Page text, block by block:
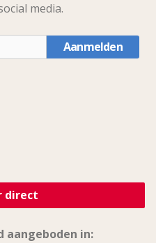
media.
Aanmelden
direct
aangeboden in: